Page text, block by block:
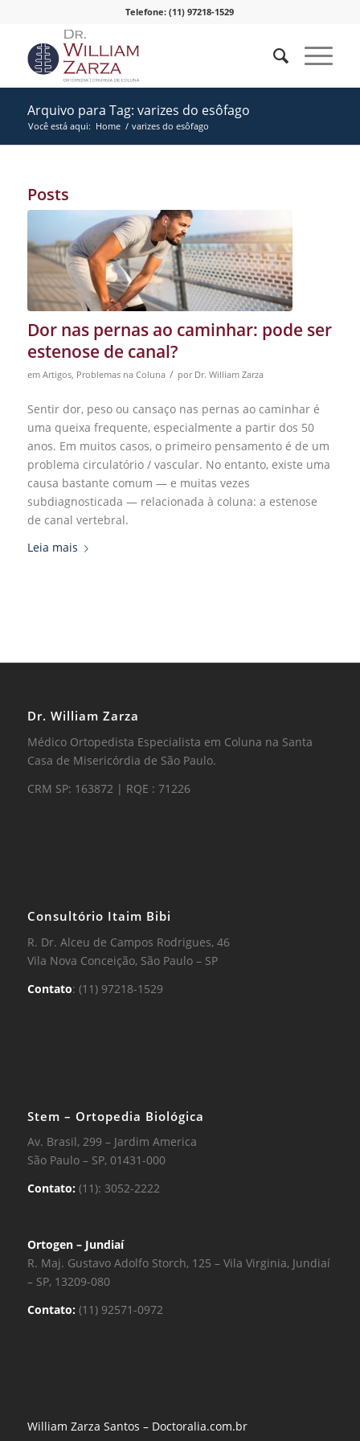
Telefone: (11) 97218-1529
Arquivo para Tag: varizes do esôfago
Você está aqui: Home / varizes do esôfago
Posts
Dor nas pernas ao caminhar: pode ser
estenose de canal?
em Artigos, Problemas na Coluna / por Dr. William Zarza
Sentir dor, peso ou cansaço nas pernas ao caminhar é
uma queixa frequente, especialmente a partir dos 50
anos. Em muitos casos, o primeiro pensamento é de um
problema circulatório / vascular. No entanto, existe uma
causa bastante comum — e muitas vezes
subdiagnosticada — relacionada à coluna: a estenose
de canal vertebral.
Leia mais
Dr. William Zarza
Médico Ortopedista Especialista em Coluna na Santa
Casa de Misericórdia de São Paulo.
CRM SP: 163872 | RQE : 71226
Consultório Itaim Bibi
R. Dr. Alceu de Campos Rodrigues, 46
Vila Nova Conceição, São Paulo – SP
Contato: (11) 97218-1529
Stem – Ortopedia Biológica
Av. Brasil, 299 – Jardim America
São Paulo – SP, 01431-000
Contato: (11): 3052-2222
Ortogen – Jundiaí
R. Maj. Gustavo Adolfo Storch, 125 – Vila Virginia, Jundiaí
– SP, 13209-080
Contato: (11) 92571-0972
William Zarza Santos – Doctoralia.com.br